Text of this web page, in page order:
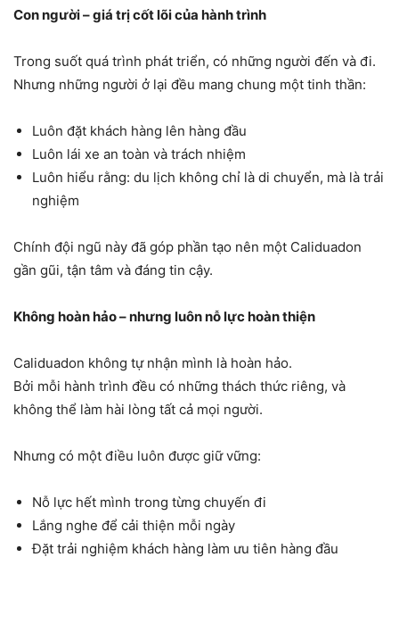
Con người – giá trị cốt lõi của hành trình
Trong suốt quá trình phát triển, có những người đến và đi.
Nhưng những người ở lại đều mang chung một tinh thần:
Luôn đặt khách hàng lên hàng đầu
Luôn lái xe an toàn và trách nhiệm
Luôn hiểu rằng: du lịch không chỉ là di chuyển, mà là trải
nghiệm
Chính đội ngũ này đã góp phần tạo nên một Caliduadon
gần gũi, tận tâm và đáng tin cậy.
Không hoàn hảo – nhưng luôn nỗ lực hoàn thiện
Caliduadon không tự nhận mình là hoàn hảo.
Bởi mỗi hành trình đều có những thách thức riêng, và
không thể làm hài lòng tất cả mọi người.
Nhưng có một điều luôn được giữ vững:
Nỗ lực hết mình trong từng chuyến đi
Lắng nghe để cải thiện mỗi ngày
Đặt trải nghiệm khách hàng làm ưu tiên hàng đầu